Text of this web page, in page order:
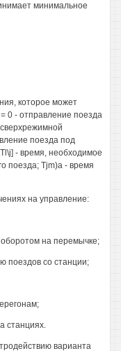
минимальное
которое может
0 - отправление поезда
поезда под
- время, необходимое
поезда; Tjm)a - время
на управление:
на перемычке;
поездов со станции;
станциях.
варианта